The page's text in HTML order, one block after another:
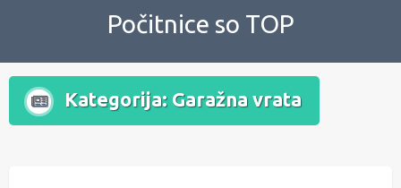
Počitnice so TOP
Kategorija: Garažna vrata